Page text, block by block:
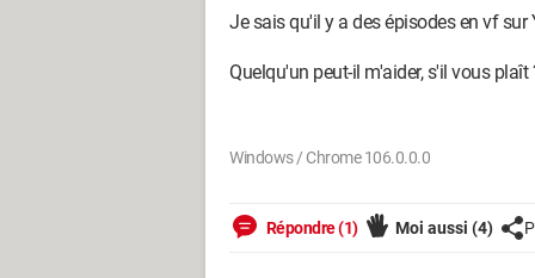
Je sais qu'il y a des épisodes en vf
Quelqu'un peut-il m'aider, s'il vous plaît
Windows / Chrome 106.0.0.0
Répondre (1) Moi aussi (4)